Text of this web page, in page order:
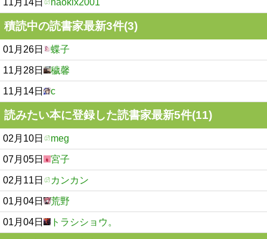
11月14日 naokix2001
積読中の読書家最新3件(3)
01月26日 蝶子
11月28日 穢馨
11月14日 c
読みたい本に登録した読書家最新5件(11)
02月10日 meg
07月05日 宮子
02月11日 カンカン
01月04日 荒野
01月04日 トラシショウ。